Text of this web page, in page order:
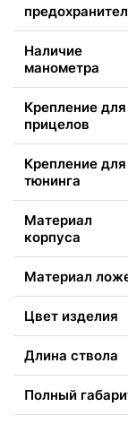
Наличие
манометра
Крепление для
прицелов
Крепление для
тюнинга
Материал
корпуса
Материал
Цвет изделия
Длина ствола
Полный